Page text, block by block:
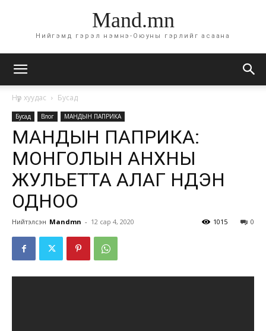
Mand.mn
Нийгэмд гэрэл нэмнэ-Оюуны гэрлийг асаана
Нүүр хуудас Бусад
Бусад Влог МАНДЫН ПАПРИКА
МАНДЫН ПАПРИКА:
МОНГОЛЫН АНХНЫ
ЖУЛЬЕТТА АЛАГ НҮДЭН
ОДНОО
Нийтэлсэн Mandmn - 12 сар 4, 2020 0
1015